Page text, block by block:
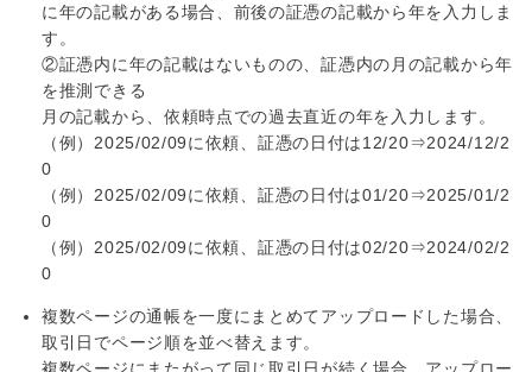
に年の記載がある場合、前後の証憑の記載から年を入力しま
す。
②証憑内に年の記載はないものの、証憑内の月の記載から年
を推測できる
月の記載から、依頼時点での過去直近の年を入力します。
（例）2025/02/09に依頼、証憑の日付は12/20⇒2024/12/2
0
（例）2025/02/09に依頼、証憑の日付は01/20⇒2025/01/2
0
（例）2025/02/09に依頼、証憑の日付は02/20⇒2024/02/2
0
複数ページの通帳を一度にまとめてアップロードした場合、
取引日でページ順を並べ替えます。